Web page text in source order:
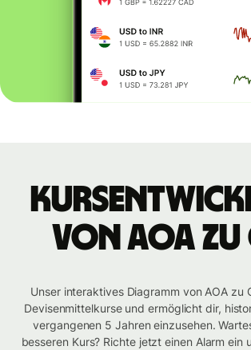
von AOA zu
Unser interaktives Diagramm von AOA zu
Devisenmittelkurse und ermöglicht dir,
vergangenen 5 Jahren einzusehen.
besseren Kurs? Richte jetzt einen Alarm ein